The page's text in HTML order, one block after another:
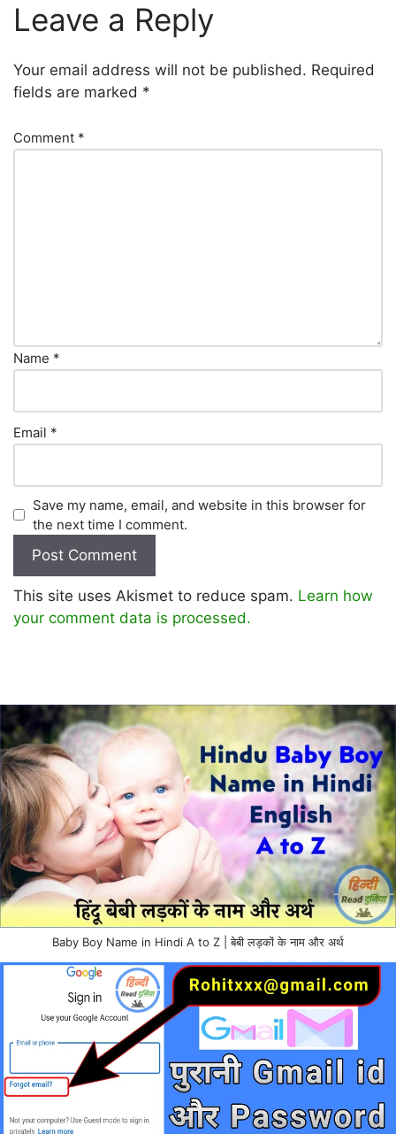
Leave a Reply
Your email address will not be published. Required
fields are marked *
Comment *
Name *
Email *
Save my name, email, and website in this browser for
the next time I comment.
This site uses Akismet to reduce spam. Learn how
your comment data is processed.
Baby Boy Name in Hindi A to Z | बेबी लड़कों के नाम और अर्थ